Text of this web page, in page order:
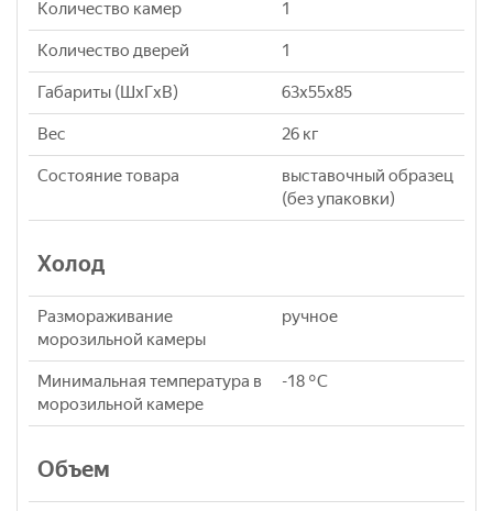
Количество камер 1
Количество дверей 1
Габариты (ШxГxВ) 63x55x85
Вес 26 кг
Состояние товара
выставочный образец
(без упаковки)
Холод
Размораживание
морозильной камеры
ручное
Минимальная температура в
морозильной камере
-18 °C
Объем